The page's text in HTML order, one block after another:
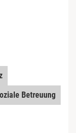
Betreuung